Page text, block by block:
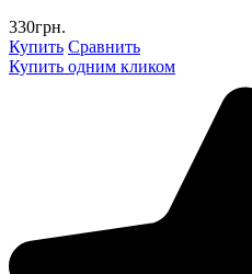
330грн.
Купить Сравнить
Купить одним кликом